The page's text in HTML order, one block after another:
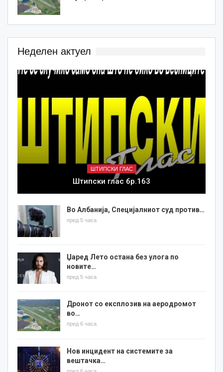
Неделен актуел
ШТИПСКИ ГЛАС
Штипски глас бр.163
Во Албанија, Специјалниот суд против…
пред 5 часа
Џаред Лето остана без улога по
новите…
пред 5 часа
Дронот со експлозив на аеродромот
во…
пред 6 часа
Нов инцидент на системите за
вештачка…